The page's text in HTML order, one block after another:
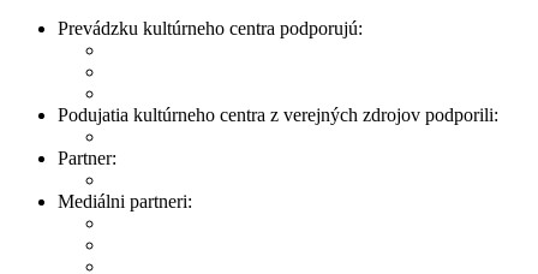
Prevádzku kultúrneho centra podporujú:
Podujatia kultúrneho centra z verejných zdrojov podporili:
Partner:
Mediálni partneri: